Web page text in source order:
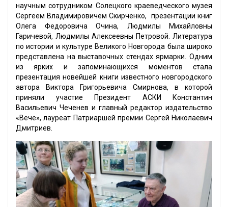
научным сотрудником Солецкого краеведческого музея
Сергеем Владимировичем Скирченко, презентации книг
Олега Федоровича Очина, Людмилы Михайловны
Гаричевой, Людмилы Алексеевны Петровой. Литература
по истории и культуре Великого Новгорода была широко
представлена на выставочных стендах ярмарки. Одним
из ярких и запоминающихся моментов стала
презентация новейшей книги известного новгородского
автора Виктора Григорьевича Смирнова, в которой
приняли участие Президент АСКИ Константин
Васильевич Чеченев и главный редактор издательство
«Вече», лауреат Патриаршей премии Сергей Николаевич
Дмитриев.